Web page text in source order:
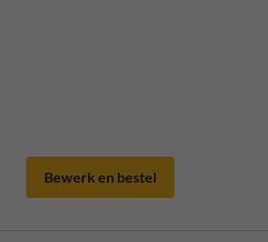
Bewerk en bestel